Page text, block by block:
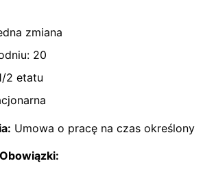
zmiana
20
2 etatu
Umowa o pracę na czas określony